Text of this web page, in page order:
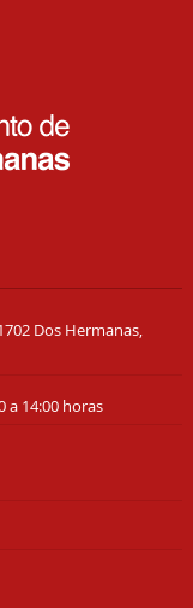
Dos Hermanas,
a 14:00 horas